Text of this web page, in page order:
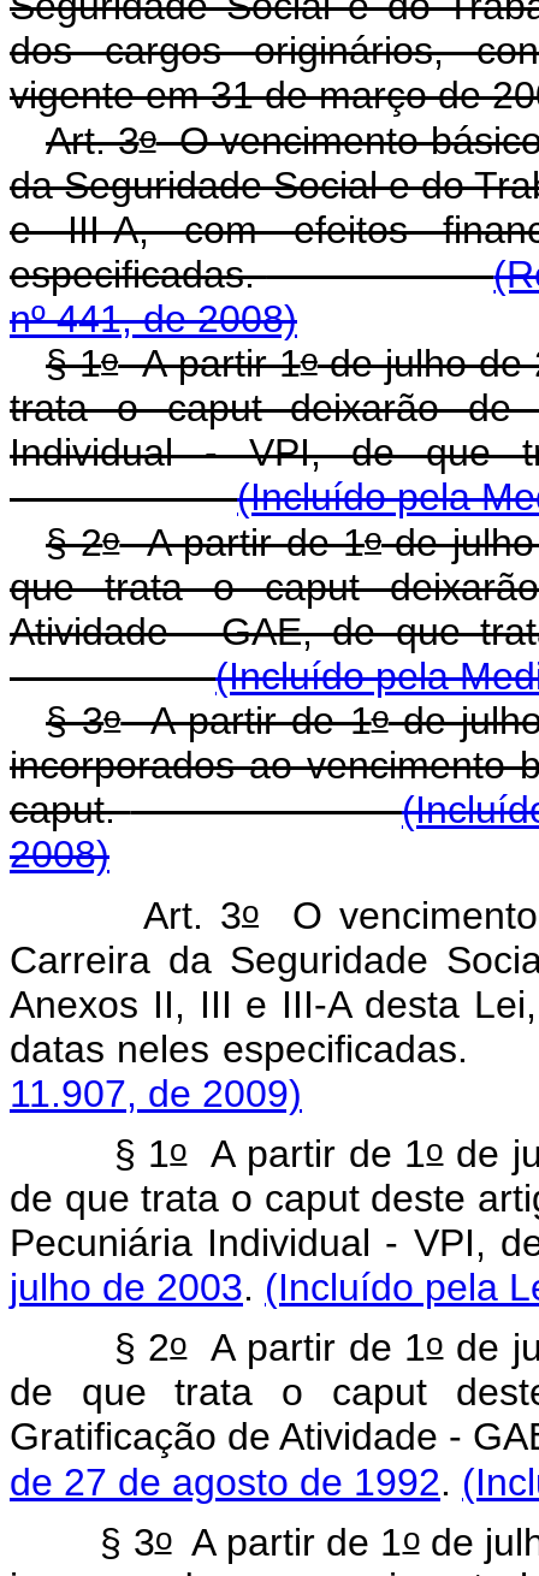
dos cargos originários,
vigente em 31 de março de
Art. 3oO vencimento
da Seguridade Social e do
e III-A, com efeitos
especificadas.
nº 441, de 2008)
§ 1oA partir 1ode julho de
trata o caput deixarão
Individual - VPI, de
(Incluído pela
§ 2oA partir de 1ode
que trata o caput
Atividade - GAE, de que
(Incluído pela
§ 3oA partir de 1ode
incorporados ao vencimento
caput.
2008)
Art. 3o
O
Carreira da Seguridade
Anexos II, III e III-A desta
datas neles
11.907, de 2009)
§ 1oA partir de 1ode
de que trata o caput deste
Pecuniária Individual - VPI,
julho de 2003. (Incluído pela
§ 2oA partir de 1ode
de que trata o caput
Gratificação de Atividade -
de 27 de agosto de 1992.
§ 3oA partir de 1ode